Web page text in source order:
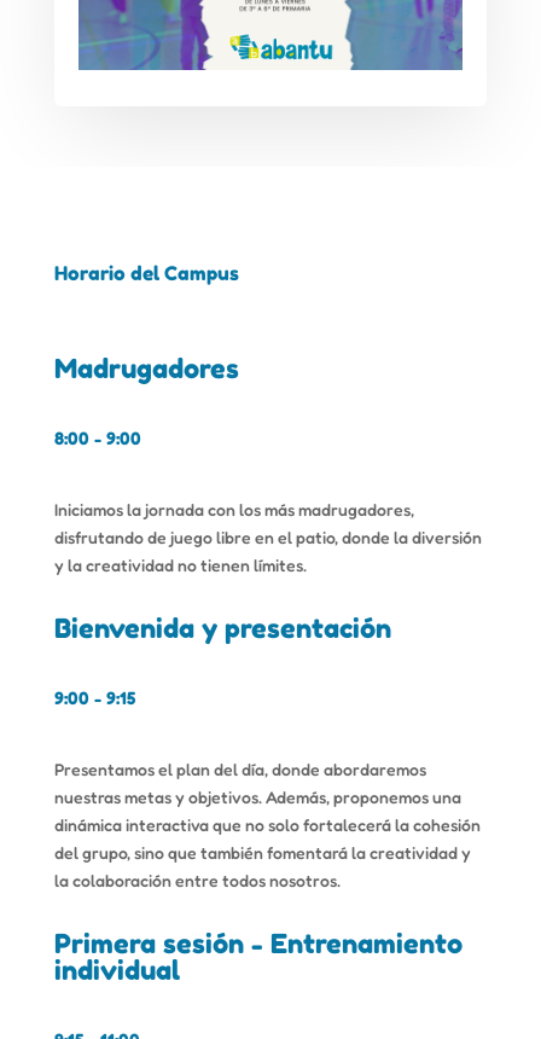
Horario del Campus
Madrugadores
8:00 - 9:00
Iniciamos la jornada con los más madrugadores,
disfrutando de juego libre en el patio, donde la diversión
y la creatividad no tienen límites.
Bienvenida y presentación
9:00 - 9:15
Presentamos el plan del día, donde abordaremos
nuestras metas y objetivos. Además, proponemos una
dinámica interactiva que no solo fortalecerá la cohesión
del grupo, sino que también fomentará la creatividad y
la colaboración entre todos nosotros.
Primera sesión - Entrenamiento
individual